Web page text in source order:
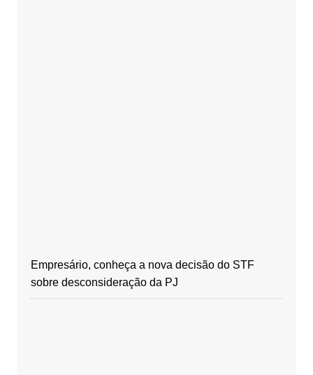
Empresário, conheça a nova decisão do STF
sobre desconsideração da PJ